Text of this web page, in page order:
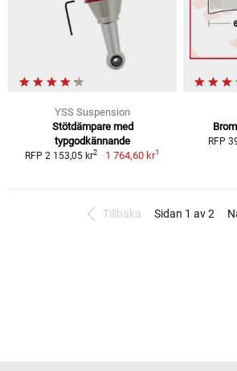
YSS Suspension
Stötdämpare med
typgodkännande
RFP 2 153,05 kr2 1 764,60 kr1
RFP
Tillbaka Sidan 1 av 2